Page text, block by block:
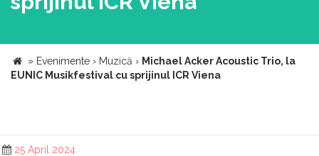
» Evenimente › Muzică › Michael Acker Acoustic Trio, la
EUNIC Musikfestival cu sprijinul ICR Viena
25 April 2024